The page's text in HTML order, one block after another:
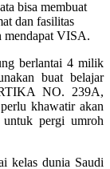
bisa membuat
dan fasilitas
mendapat VISA.
berlantai 4 milik
buat belajar
NO. 239A,
khawatir akan
pergi umroh
kelas dunia Saudi